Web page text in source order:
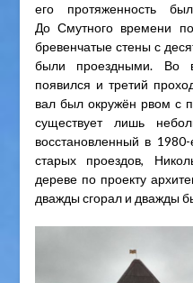
его протяженность
До Смутного времени
бревенчатые стены с
были проездными. Во
появился и третий
вал был окружён рвом с
существует лишь
восстановленный в
старых проездов,
дереве по проекту
дважды сгорал и дважды